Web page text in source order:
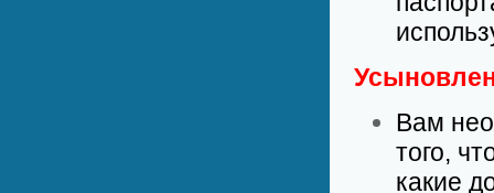
Вам
того,
какие